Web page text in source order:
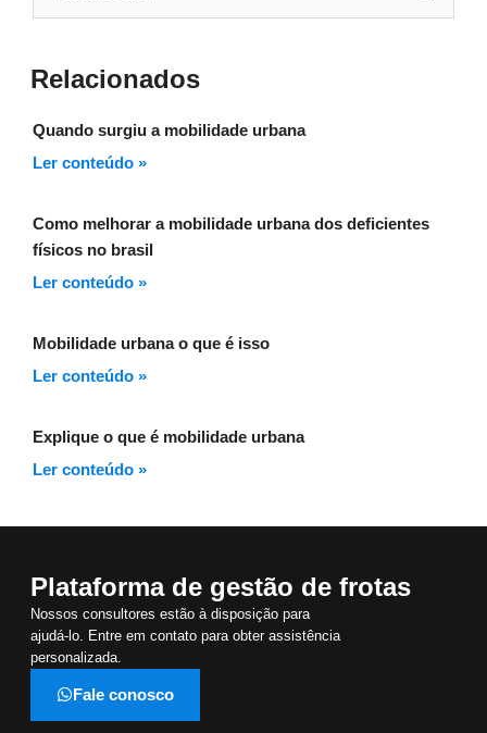
Relacionados
Quando surgiu a mobilidade urbana
Ler conteúdo »
Como melhorar a mobilidade urbana dos deficientes
físicos no brasil
Ler conteúdo »
Mobilidade urbana o que é isso
Ler conteúdo »
Explique o que é mobilidade urbana
Ler conteúdo »
Plataforma de gestão de frotas
Nossos consultores estão à disposição para
ajudá-lo. Entre em contato para obter assistência
personalizada.
Fale conosco